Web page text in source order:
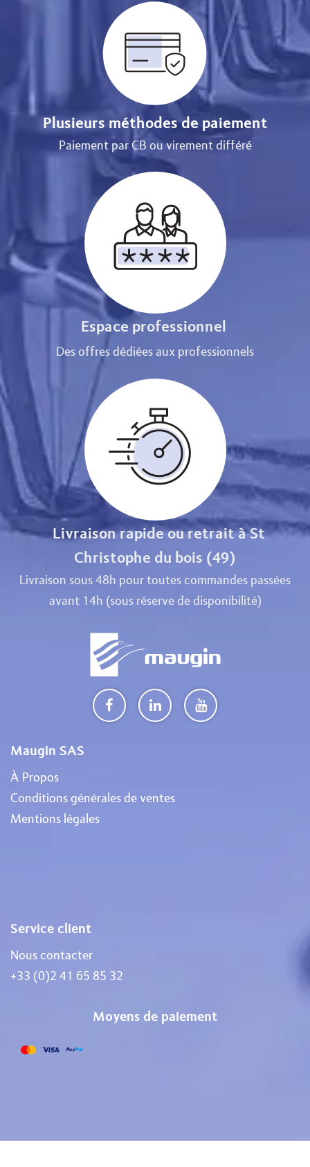
Plusieurs méthodes de paiement
Paiement par CB ou virement différé
Espace professionnel
Des offres dédiées aux professionnels
Livraison rapide ou retrait à St
Christophe du bois (49)
Livraison sous 48h pour toutes commandes passées
avant 14h (sous réserve de disponibilité)
Maugin SAS
À Propos
Conditions générales de ventes
Mentions légales
Service client
Nous contacter
+33 (0)2 41 65 85 32
Moyens de paiement